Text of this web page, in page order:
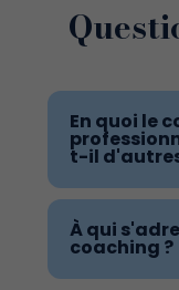
En quoi le
t-il
À qui
coaching ?